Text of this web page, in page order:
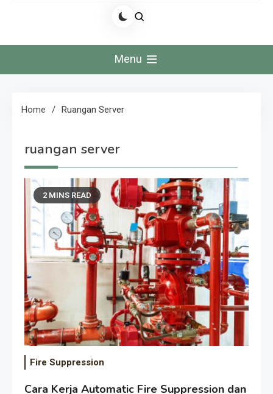
Cipher Hut
Menu
Home Ruangan Server
ruangan server
2 MINS READ
Fire Suppression
Cara Kerja Automatic Fire Suppression dan